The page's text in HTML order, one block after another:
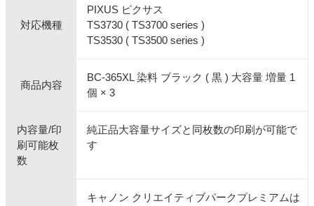
対応機種
PIXUS ピクサス
TS3730 ( TS3700 series )
TS3530 ( TS3500 series )
商品内容
BC-365XL 染料 ブラック ( 黒 ) 大容量 増量 1
個 × 3
内容量/印
刷可能枚
数
純正品大容量サイズと同枚数の印刷が可能で
す
キャノン クリエイティブパークプレミアムは